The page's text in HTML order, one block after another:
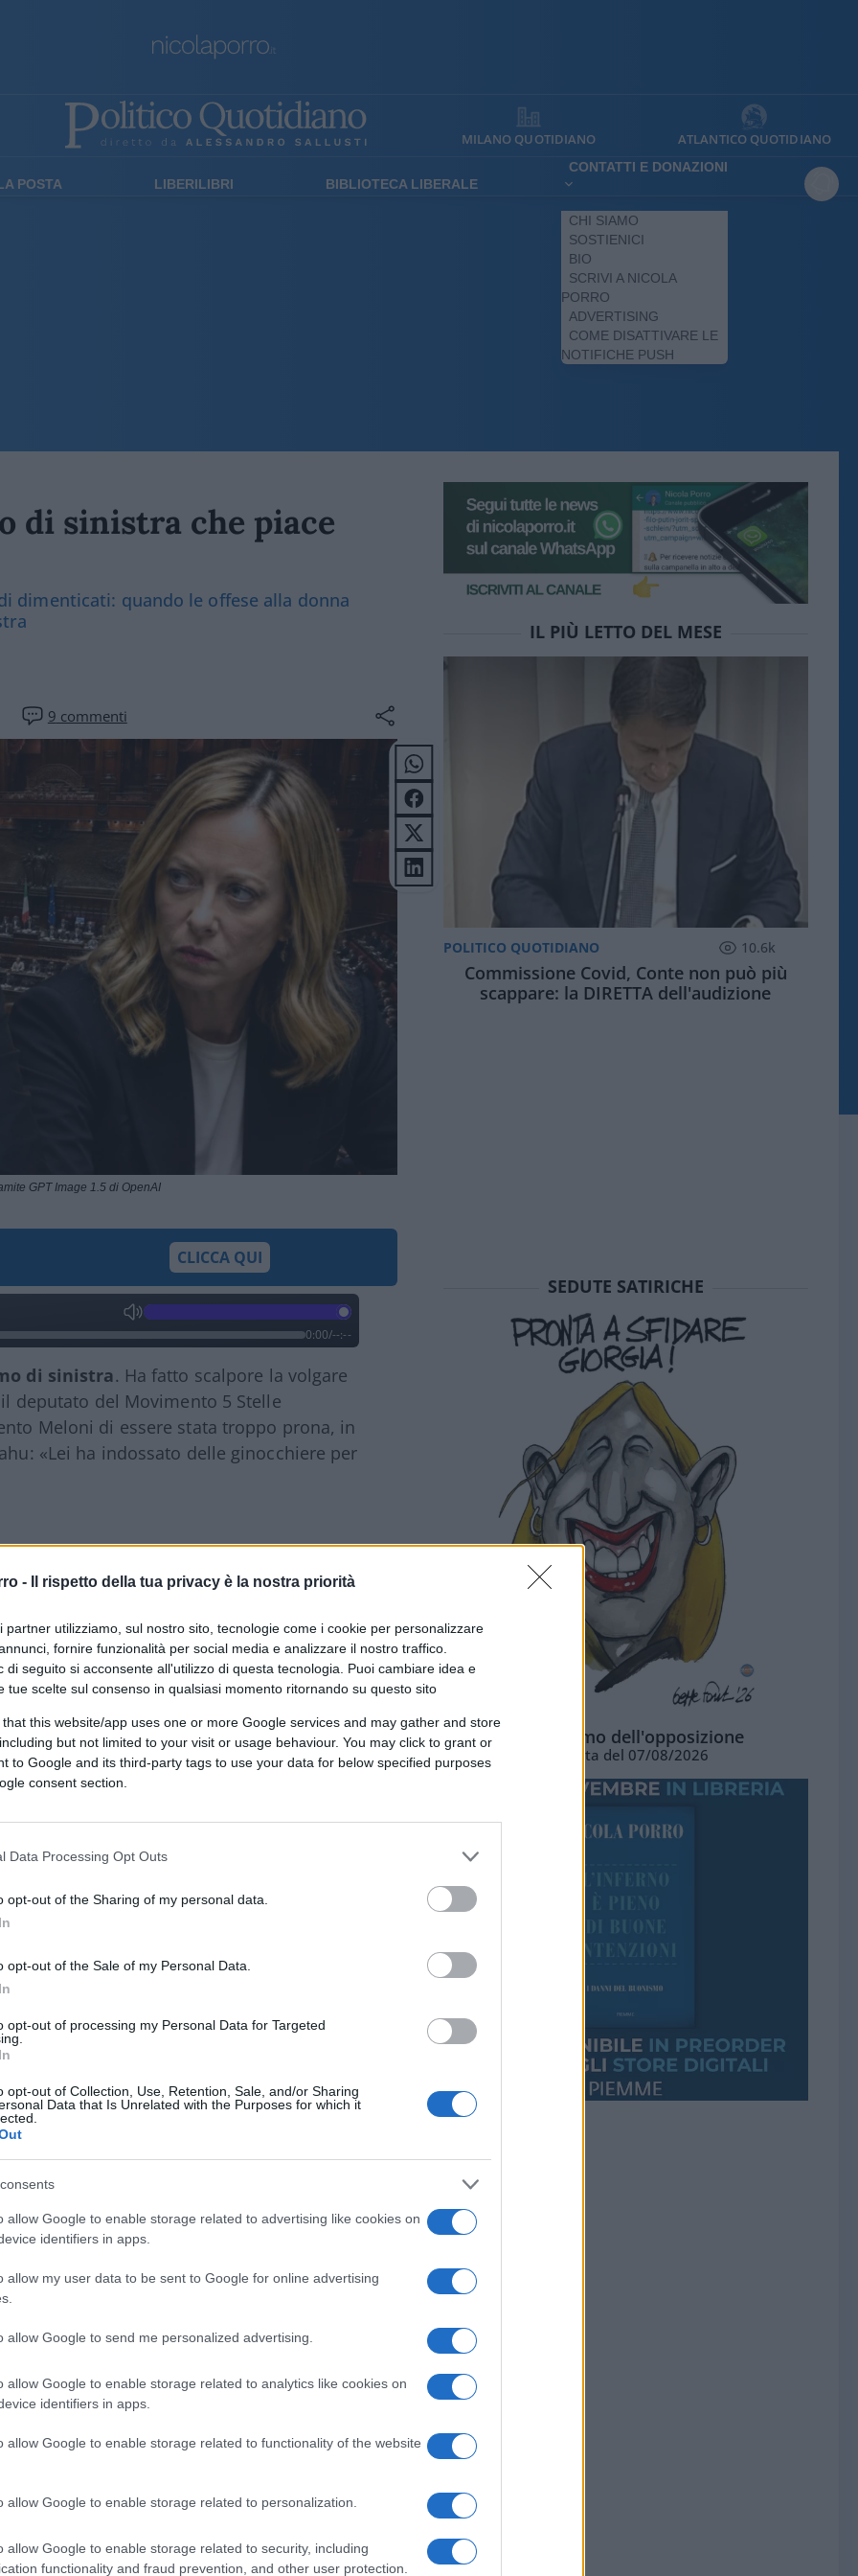
- Il rispetto della tua privacy è la nostra priorità
partner utilizziamo, sul nostro sito, tecnologie come i cookie per personalizzare
fornire funzionalità per social media e analizzare il nostro traffico.
di seguito si acconsente all'utilizzo di questa tecnologia. Puoi cambiare idea e
tue scelte sul consenso in qualsiasi momento ritornando su questo sito
that this website/app uses one or more Google services and may gather and store
but not limited to your visit or usage behaviour. You may click to grant or
to Google and its third-party tags to use your data for below specified purposes
consent section.
Data Processing Opt Outs
opt-out of the Sharing of my personal data.
opt-out of the Sale of my Personal Data.
opt-out of processing my Personal Data for Targeted
opt-out of Collection, Use, Retention, Sale, and/or Sharing
Data that Is Unrelated with the Purposes for which it
allow Google to enable storage related to advertising like cookies on
identifiers in apps.
allow my user data to be sent to Google for online advertising
allow Google to send me personalized advertising.
allow Google to enable storage related to analytics like cookies on
identifiers in apps.
allow Google to enable storage related to functionality of the website
allow Google to enable storage related to personalization.
allow Google to enable storage related to security, including
functionality and fraud prevention, and other user protection.
MILANO QUOTIDIANO ATLANTICO QUOTIDIANO
POSTA LIBERILIBRI BIBLIOTECA LIBERALE
CONTATTI E DONAZIONI
CHI SIAMO
SOSTIENICI
BIO
SCRIVI A NICOLA
PORRO
ADVERTISING
COME DISATTIVARE LE
NOTIFICHE PUSH
di sinistra che piace
dimenticati: quando le offese alla donna
9 commenti
GPT Image 1.5 di OpenAI
CLICCA QUI
0:00/--:--
di sinistra. Ha fatto scalpore la volgare
deputato del Movimento 5 Stelle
Meloni di essere stata troppo prona, in
«Lei ha indossato delle ginocchiere per
meschina, perché utilizzata come
della Presidente del Consiglio.
se lo avesse detto un parlamentare di
sarebbe scoppiato l’inferno.
le paladine del femminismo
sinistra quanto dalle sedicenti femministe
che, tacendo, dimostrano per
un valore valido soltanto quando le
la destra dipatriarcato e
soltanto astenendosi da una ferma
vengono partorite da qualche
con la difesa, anche solo implicita,
grillinoè un mistero. Evidentemente,
politicamente.
. Per esempio, tutti ricordiamo Debora
un modello di subordinazione
da un efficace intervento di
passi più importanti compiuti in questo
in questi termini alprimo
della Repubblica, figura che
quel famoso «tetto di cristallo». La
del femminismo di parte, quella
principio secondo cui l’iniziale di
di sinistra.
sono le ginocchiere
Furia di Meloni contro il grillino
IL PIÙ LETTO DEL MESE
POLITICO QUOTIDIANO 10.6k
Commissione Covid, Conte non può più
scappare: la DIRETTA dell'audizione
SEDUTE SATIRICHE
L'ottimismo dell'opposizione
Vignetta del 07/08/2026